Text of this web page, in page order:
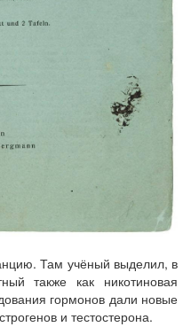
Там учёный выделил, в
также как никотиновая
гормонов дали новые
и тестостерона.